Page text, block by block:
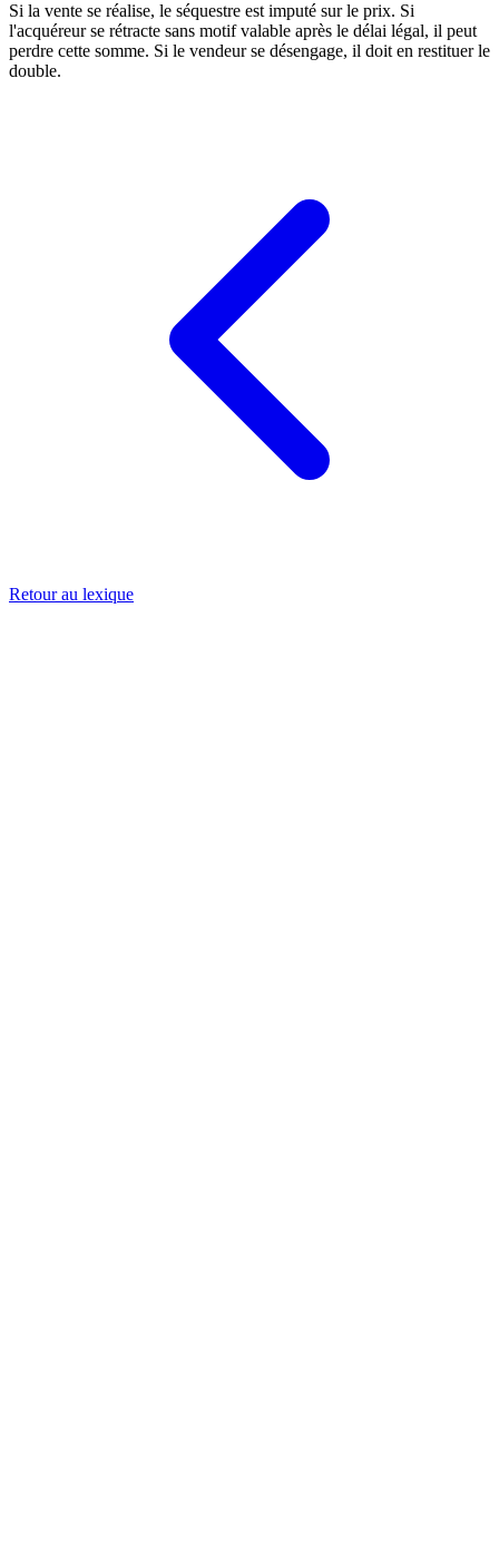
Si la vente se réalise, le séquestre est imputé sur le prix. Si
l'acquéreur se rétracte sans motif valable après le délai légal, il peut
perdre cette somme. Si le vendeur se désengage, il doit en restituer le
double.
Retour au lexique